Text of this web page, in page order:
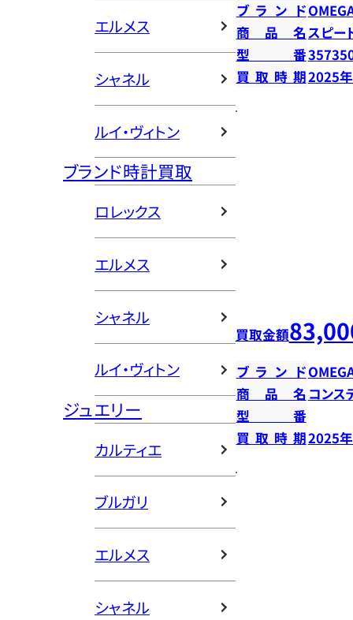
エルメス
シャネル
ルイ・ヴィトン
ブランド時計買取
ロレックス
エルメス
シャネル
ルイ・ヴィトン
ジュエリー
カルティエ
ブルガリ
エルメス
シャネル
ブランド
商品名スピー
型番
買取時期2025
買取金額
ブランド
商品名 コン
型番
買取時期2025